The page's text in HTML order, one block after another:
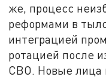
же, процесс
реформами в
интеграцией
ротацией после
СВО. Новые лица